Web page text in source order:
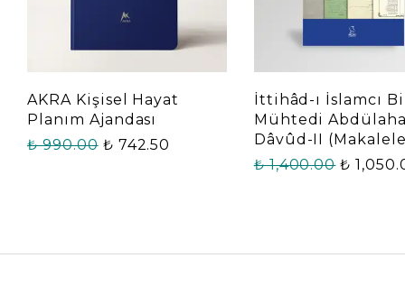
AKRA Kişisel Hayat
Planım Ajandası
₺ 990.00 ₺ 742.50
İttihâd-ı İslamcı
Mühtedi
Dâvûd-II
₺ 1,400.00 ₺